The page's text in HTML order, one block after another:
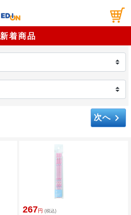
新着商品
次へkeyboard_arrow_right
267円 (税込)